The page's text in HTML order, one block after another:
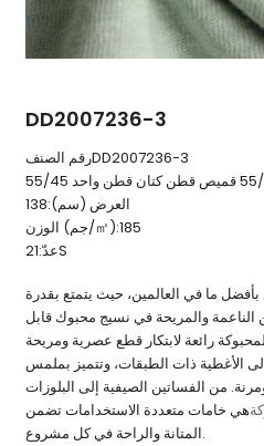
DD2007236-3
رقم الصنفDD2007236-3
قطن واحد 55/45
العرض (سم):138
الوزن (جم/㎡):185
عدّ:21S
بأفضل ما في العالمين، حيث يتمتع بقدرة
الناعمة والمريحة في نسيج محبوك قابل
رائعة لابتكار قطع عصرية ومريحة
الأغطية ذات الطبقات، وتتميز بملمس
من الفساتين الصيفية إلى البلوزات
هي خامات متعددة الاستخدامات تضمن
المتانة والراحة في كل مشروع.